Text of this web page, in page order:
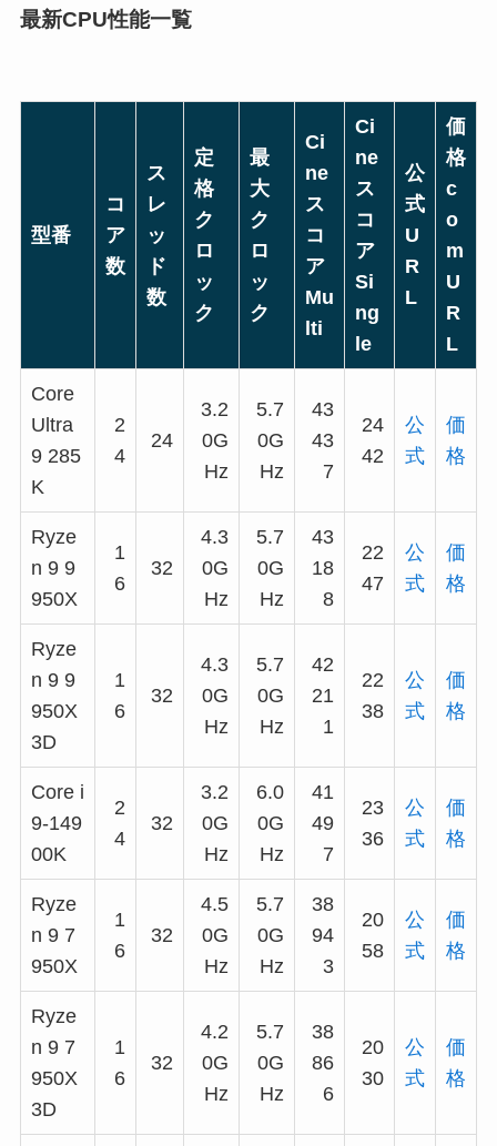
最新CPU性能一覧
型番
コ
ア
数
ス
レ
ッ
ド
数
定
格
ク
ロ
ッ
ク
最
大
ク
ロ
ッ
ク
Ci
ne
ス
コ
ア
Mu
lti
Ci
ne
ス
コ
ア
Si
ng
le
公
式
U
R
L
価
格
c
o
m
U
R
L
Core
Ultra
9 285
K
2
4
24
3.2
0G
Hz
5.7
0G
Hz
43
43
7
24
42
公
式
価
格
Ryze
n 9 9
950X
1
6
32
4.3
0G
Hz
5.7
0G
Hz
43
18
8
22
47
公
式
価
格
Ryze
n 9 9
950X
3D
1
6
32
4.3
0G
Hz
5.7
0G
Hz
42
21
1
22
38
公
式
価
格
Core i
9-149
00K
2
4
32
3.2
0G
Hz
6.0
0G
Hz
41
49
7
23
36
公
式
価
格
Ryze
n 9 7
950X
1
6
32
4.5
0G
Hz
5.7
0G
Hz
38
94
3
20
58
公
式
価
格
Ryze
n 9 7
950X
3D
1
6
32
4.2
0G
Hz
5.7
0G
Hz
38
86
6
20
30
公
式
価
格